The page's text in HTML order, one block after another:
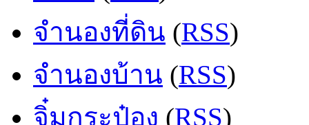
จำนองที่ดิน (RSS)
จำนองบ้าน (RSS)
จิ๋มกระป๋อง (RSS)